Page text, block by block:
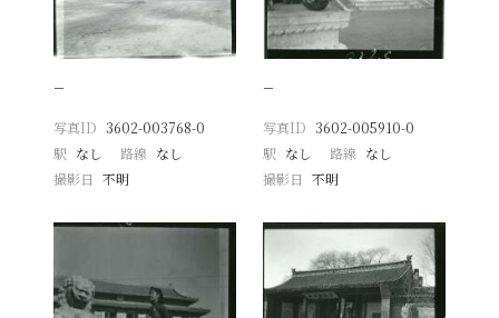
−
写真ID 3602-003768-0
駅 なし 路線 なし
撮影日
不明
−
写真ID 3602-005910-0
駅 なし 路線 なし
撮影日 不明